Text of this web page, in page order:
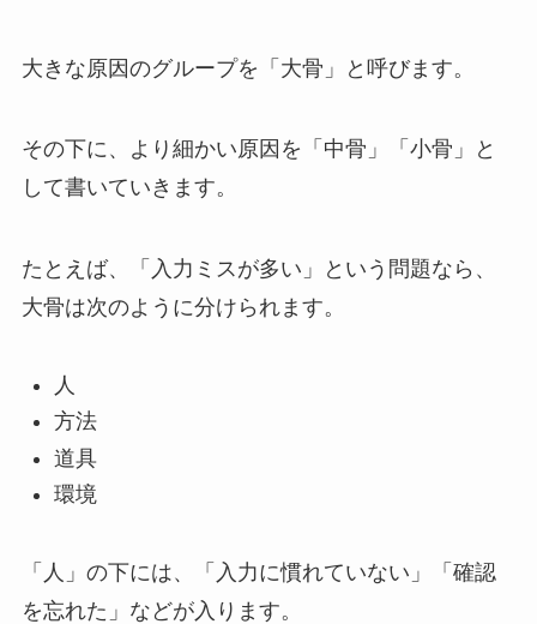
大きな原因のグループを「大骨」と呼びます。
その下に、より細かい原因を「中骨」「小骨」と
して書いていきます。
たとえば、「入力ミスが多い」という問題なら、
大骨は次のように分けられます。
人
方法
道具
環境
「人」の下には、「入力に慣れていない」「確認
を忘れた」などが入ります。